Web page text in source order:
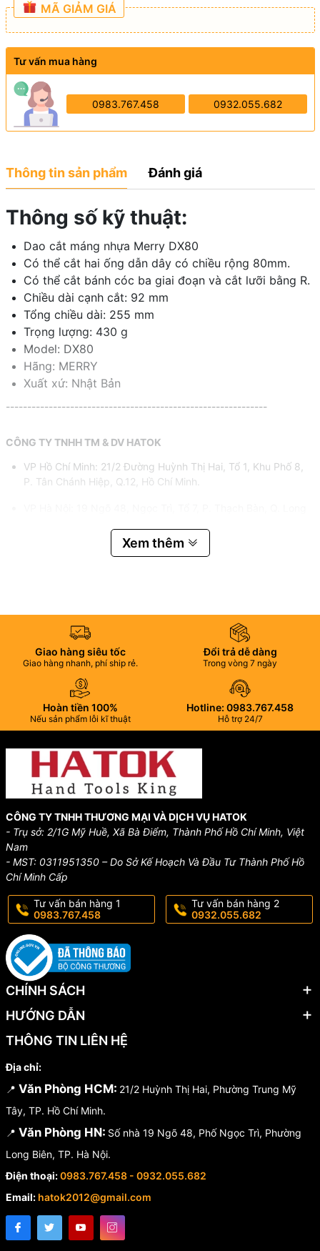
MÃ GIẢM GIÁ
Tư vấn mua hàng
0983.767.458 0932.055.682
Thông tin sản phẩm Đánh giá
Thông số kỹ thuật:
Dao cắt máng nhựa Merry DX80
Có thể cắt hai ống dẫn dây có chiều rộng 80mm.
Có thể cắt bánh cóc ba giai đoạn và cắt lưỡi bằng R.
Chiều dài cạnh cắt: 92 mm
Tổng chiều dài: 255 mm
Trọng lượng: 430 g
Model: DX80
Hãng: MERRY
Xuất xứ: Nhật Bản
-------------------------------------------------------------
CÔNG TY TNHH TM & DV HATOK
VP Hồ Chí Minh: 21/2 Đường Huỳnh Thị Hai, Tổ 1, Khu Phố 8,
P. Tân Chánh Hiệp, Q.12, Hồ Chí Minh.
0983.767.458 – 0975.977.458
Xem thêm
Giao hàng siêu tốc
Giao hàng nhanh, phí ship rẻ.
Đổi trả dễ dàng
Trong vòng 7 ngày
Hoàn tiền 100%
Nếu sản phẩm lỗi kĩ thuật
Hotline: 0983.767.458
Hỗ trợ 24/7
CÔNG TY TNHH THƯƠNG MẠI VÀ DỊCH VỤ HATOK
- Trụ sở: 2/1G Mỹ Huề, Xã Bà Điểm, Thành Phố Hồ Chí Minh, Việt
Nam
- MST: 0311951350 – Do Sở Kế Hoạch Và Đầu Tư Thành Phố Hồ
Chí Minh Cấp
Tư vấn bán hàng 1
0983.767.458
Tư vấn bán hàng 2
0932.055.682
CHÍNH SÁCH
HƯỚNG DẪN
THÔNG TIN LIÊN HỆ
Địa chỉ:
📍 Văn Phòng HCM: 21/2 Huỳnh Thị Hai, Phường Trung Mỹ
Tây, TP. Hồ Chí Minh.
📍 Văn Phòng HN: Số nhà 19 Ngõ 48, Phố Ngọc Trì, Phường
Long Biên, TP. Hà Nội.
Điện thoại:0983.767.458 - 0932.055.682
Email: hatok2012@gmail.com